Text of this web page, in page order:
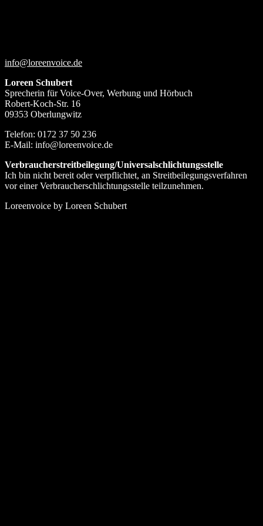
info@loreenvoice.de
Loreen Schubert
Sprecherin für Voice-Over, Werbung und Hörbuch
Robert-Koch-Str. 16
09353 Oberlungwitz
Telefon: 0172 37 50 236
E-Mail: info@loreenvoice.de
Verbraucherstreitbeilegung/Universalschlichtungsstelle
Ich bin nicht bereit oder verpflichtet, an Streitbeilegungsverfahren
vor einer Verbraucherschlichtungsstelle teilzunehmen.
Loreenvoice by Loreen Schubert